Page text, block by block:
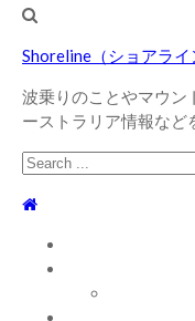
Shoreline（ショアライ
波乗りのことやマウン
ーストラリア情報など
Search